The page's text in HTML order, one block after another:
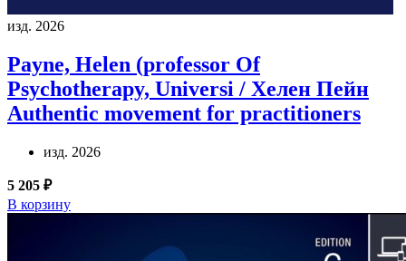
изд. 2026
Payne, Helen (professor Of
Psychotherapy, Universi / Хелен Пейн
Authentic movement for practitioners
изд. 2026
5 205 ₽
В корзину